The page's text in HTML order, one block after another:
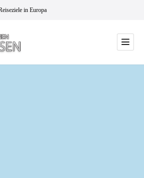
in Europa